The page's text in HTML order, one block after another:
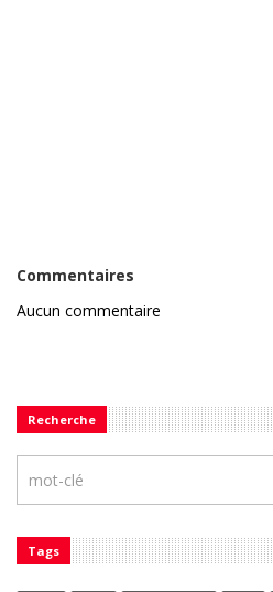
Commentaires
Aucun commentaire
Recherche
Tags